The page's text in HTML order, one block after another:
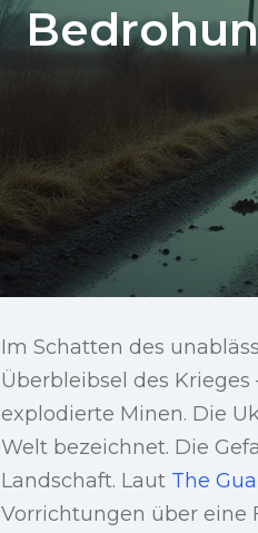
Im Schatten des
Überbleibsel des
explodierte Minen. Die
Welt bezeichnet. Die
Landschaft. Laut The
Vorrichtungen über eine